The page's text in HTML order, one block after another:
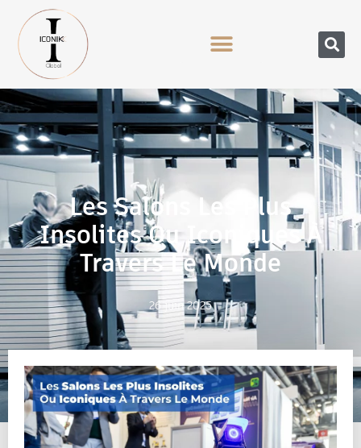
Les Salons Les Plus
Insolites Ou Iconiques À
Travers Le Monde
26 juin 2025